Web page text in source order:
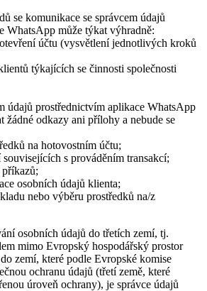
se komunikace se správcem údajů
WhatsApp může týkat výhradně:
účtu (vysvětlení jednotlivých kroků
týkajících se činnosti společnosti
údajů prostřednictvím aplikace WhatsApp
žádné odkazy ani přílohy a nebude se
na hotovostním účtu;
s prováděním transakcí;
osobních údajů klienta;
nebo výběru prostředků na/z
osobních údajů do třetích zemí, tj.
mimo Evropský hospodářský prostor
zemí, které podle Evropské komise
ochranu údajů (třetí země, které
úroveň ochrany), je správce údajů